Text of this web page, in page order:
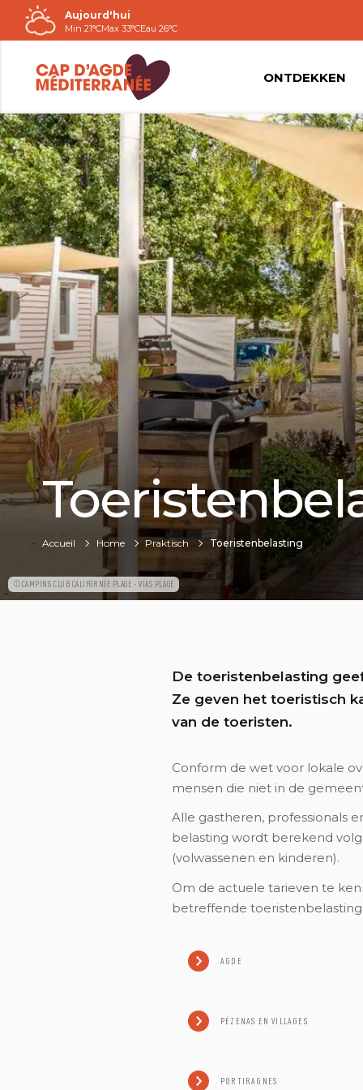
Passer
au
contenu
Aujourd'hui
Min 21°CMax 33°CEau 26°C
ONTDEKKEN
©CAMPING CLUB CALIFORNIE PLAGE - VIAS PLAGE
Accueil Home Praktisch Toeristenbelasting
De toeristenbelasting
Ze geven het toeristisch
van de toeristen.
Conform de wet voor lokale
mensen die niet in de
Alle gastheren, professionals
belasting wordt berekend
(volwassenen en kinderen).
Om de actuele tarieven te
betreffende
AGDE
PÉZENAS EN VILLAGES
PORTIRAGNES